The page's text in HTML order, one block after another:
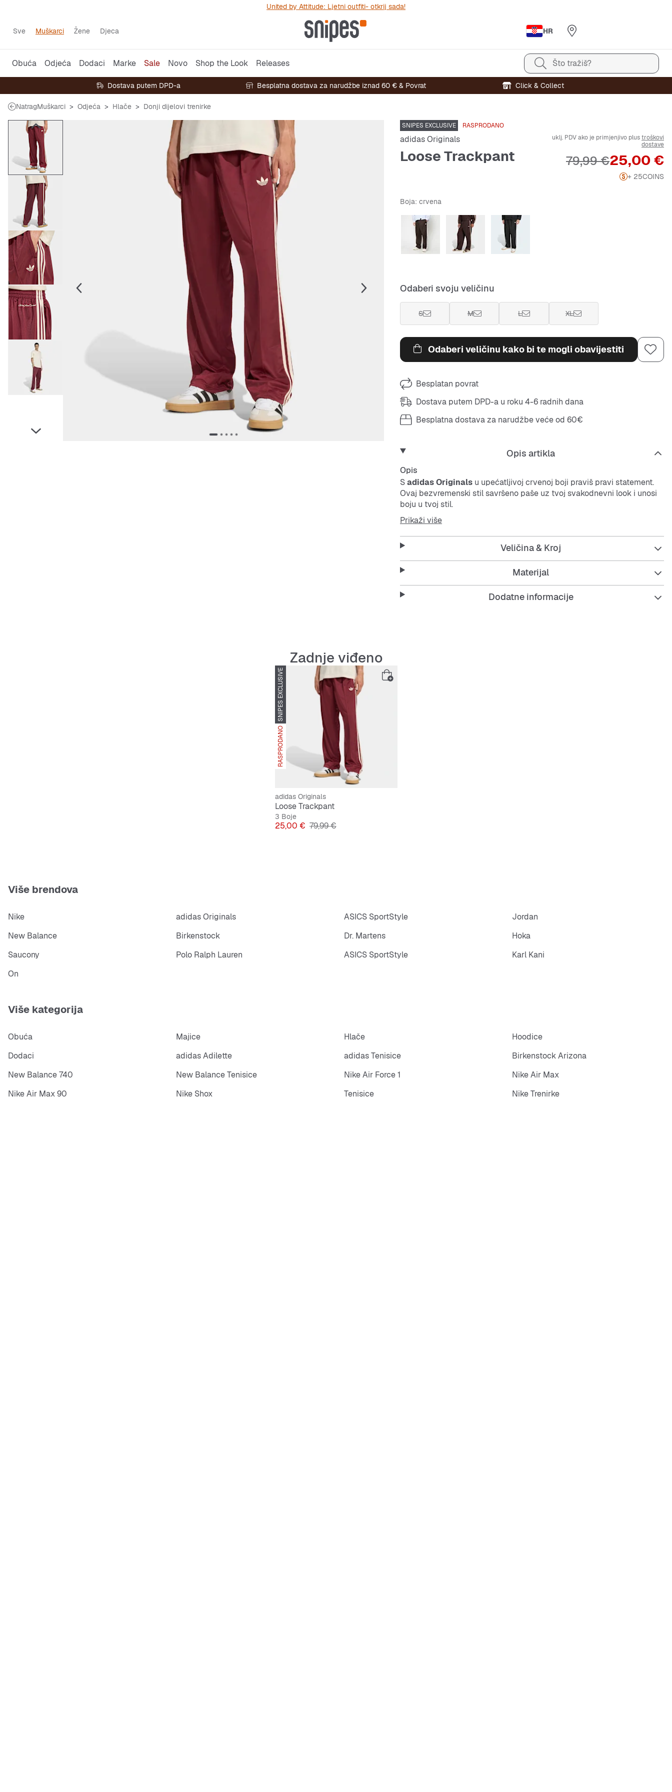
United by Attitude: Ljetni outfiti- otkrij sada!
Sve Muškarci Žene Djeca HR
Obuća Odjeća Dodaci Marke Sale Novo Shop the Look Releases Što tražiš?
Dostava putem DPD-a Besplatna dostava za narudžbe iznad 60 € & Povrat Click & Collect
NatragMuškarci Odjeća Hlače Donji dijelovi trenirke
SNIPES EXCLUSIVE RASPRODANO
adidas Originals
Loose Trackpant
uklj. PDV ako je primjenjivo plustroškovi
dostave
Cijena
25,00 €
Originalna cijena
79,99 €
+ 25COINS
Boja: crvena
Odaberi svoju veličinu
S M L XL
Odaberi veličinu kako bi te mogli obavijestiti
Besplatan povrat
Dostava putem DPD-a u roku 4-6 radnih dana
Besplatna dostava za narudžbe veće od 60€
Opis artikla
Opis
Sadidas Originals u upećatljivoj crvenoj boji praviš pravi statement.
Ovaj bezvremenski stil savršeno paše uz tvoj svakodnevni look i unosi
boju u tvoj stil.
Ove tenisice su idealne ako želiš nešto što se lako slaže s različitim
outfitima, a ujedno su i udobne za nošenje cijeli dan.
Features:
Prikaži više
Veličina & Kroj
Materijal
Dodatne informacije
Zadnje viđeno
SNIPES EXCLUSIVE
RASPRODANO
adidas Originals
Loose Trackpant
3 Boje
Cijena
25,00 € Originalna cijena
79,99 €
Više brendova
Nike adidas Originals ASICS SportStyle
Jordan
New Balance
Birkenstock Dr. Martens
Hoka
Saucony
Polo Ralph Lauren ASICS SportStyle
Karl Kani
On
Više kategorija
Obuća Majice Hlače
Hoodice
Dodaci
adidas Adilette adidas Tenisice
Birkenstock Arizona
New Balance 740
New Balance Tenisice Nike Air Force 1
Nike Air Max
Nike Air Max 90
Nike Shox Tenisice Nike Trenirke